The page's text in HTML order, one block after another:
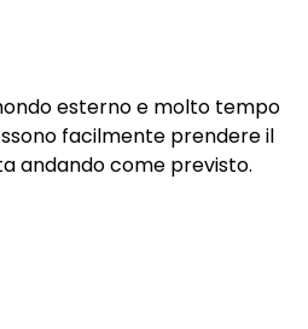
esterno e molto tempo
facilmente prendere il
andando come previsto.